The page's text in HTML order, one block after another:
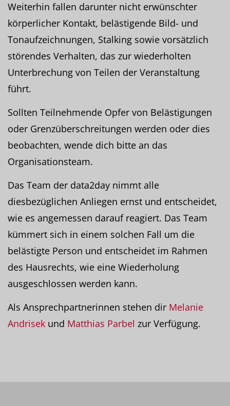
Weiterhin fallen darunter nicht erwünschter
körperlicher Kontakt, belästigende Bild- und
Tonaufzeichnungen, Stalking sowie vorsätzlich
störendes Verhalten, das zur wiederholten
Unterbrechung von Teilen der Veranstaltung
führt.
Sollten Teilnehmende Opfer von Belästigungen
oder Grenzüberschreitungen werden oder dies
beobachten, wende dich bitte an das
Organisationsteam.
Das Team der data2day nimmt alle
diesbezüglichen Anliegen ernst und entscheidet,
wie es angemessen darauf reagiert. Das Team
kümmert sich in einem solchen Fall um die
belästigte Person und entscheidet im Rahmen
des Hausrechts, wie eine Wiederholung
ausgeschlossen werden kann.
Als Ansprechpartnerinnen stehen dir Melanie
Andrisek und Matthias Parbel zur Verfügung.